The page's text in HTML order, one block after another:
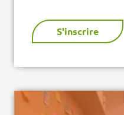
S'inscrire